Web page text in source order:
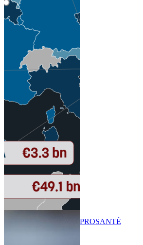
PROSANTÉ